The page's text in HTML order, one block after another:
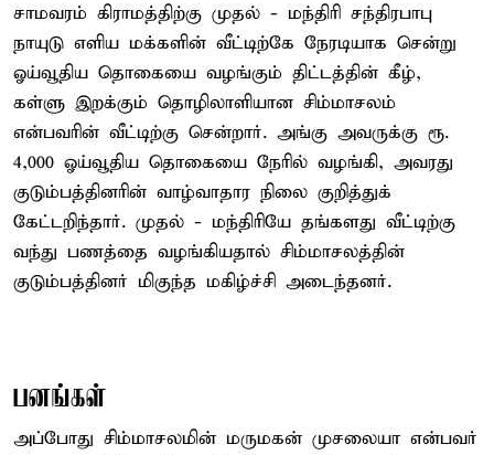
சாமவரம் கிராமத்திற்கு முதல் - மந்திரி சந்திரபாபு
நாயுடு எளிய மக்களின் வீட்டிற்கே நேரடியாக சென்று
ஓய்வூதிய தொகையை வழங்கும் திட்டத்தின் கீழ்,
கள்ளு இறக்கும் தொழிலாளியான சிம்மாசலம்
என்பவரின் வீட்டிற்கு சென்றார். அங்கு அவருக்கு ரூ.
4,000 ஓய்வூதிய தொகையை நேரில் வழங்கி, அவரது
குடும்பத்தினரின் வாழ்வாதார நிலை குறித்துக்
கேட்டறிந்தார். முதல் - மந்திரியே தங்களது வீட்டிற்கு
வந்து பணத்தை வழங்கியதால் சிம்மாசலத்தின்
குடும்பத்தினர் மிகுந்த மகிழ்ச்சி அடைந்தனர்.
பனங்கள்
அப்போது சிம்மாசலமின் மருமகன் முசலையா என்பவர்